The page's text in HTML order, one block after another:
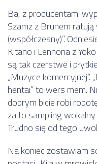
Ba, z producentami
Szamz z Brunem
(współczesny)”.
Kitano i Lennona z
są tak czerstwe i
„Muzyce komercyjnej”.
hentai” to wers mem.
dobrym bicie robi
za to sampling
Trudno się od tego
Na koniec zostawiam